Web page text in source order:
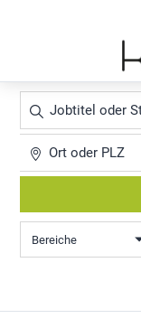
oder
Stichwort
Bereiche